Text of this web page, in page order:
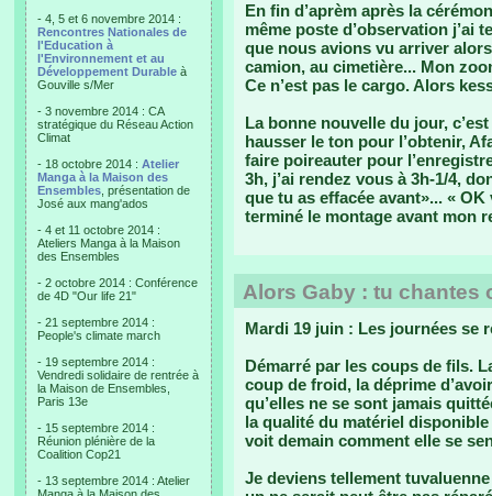
- 4, 5 et 6 novembre 2014 :
Rencontres Nationales de
l'Education à
l'Environnement et au
Développement Durable à
Gouville s/Mer
- 3 novembre 2014 : CA
stratégique du Réseau Action
Climat
- 18 octobre 2014 : Atelier
Manga à la Maison des
Ensembles , présentation de
José aux mang'ados
- 4 et 11 octobre 2014 :
Ateliers Manga à la Maison
des Ensembles
- 2 octobre 2014 : Conférence
de 4D "Our life 21"
- 21 septembre 2014 :
People's climate march
- 19 septembre 2014 :
Vendredi solidaire de rentrée à
la Maison de Ensembles,
Paris 13e
- 15 septembre 2014 :
Réunion plénière de la
Coalition Cop21
- 13 septembre 2014 : Atelier
En fin d’aprèm après la
même poste d’observation j’ai
que nous avions vu arriver
camion, au cimetière... Mon
Ce n’est pas le cargo. Alors
La bonne nouvelle du jour,
hausser le ton pour l’obtenir,
faire poireauter pour
3h, j’ai rendez vous à 3h-1/4,
que tu as effacée avant»... «
terminé le montage avant mon
Alors Gaby : tu chantes
Mardi 19 juin : Les journées se
Démarré par les coups de fils.
coup de froid, la déprime
qu’elles ne se sont jamais
la qualité du matériel
voit demain comment elle se
Je deviens tellement